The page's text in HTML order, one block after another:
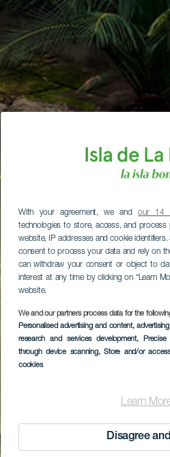
With your agreement, we andour 14
technologies to store, access, and process
website, IP addresses and cookie
consent to process your data and rely on
can withdraw your consent or object to
interest at any time by clicking on “Learn
website.
We and our partners process data for the
Personalised advertising and content,
research and services development, Precise
through device scanning, Store and/or
cookies
Learn
Disagree